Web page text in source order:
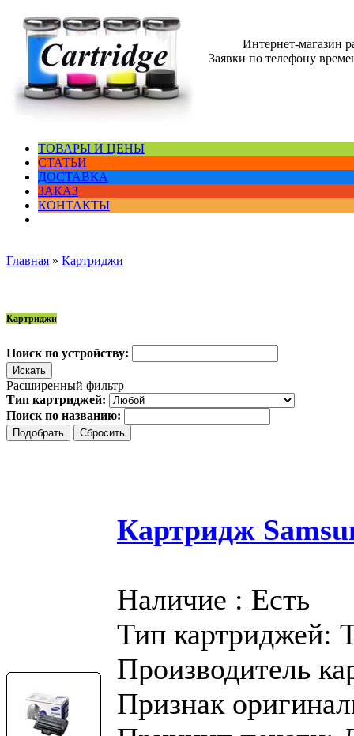
Интернет-магазин
Заявки по телефону
ТОВАРЫ И ЦЕНЫ
СТАТЬИ
ДОСТАВКА
ЗАКАЗ
КОНТАКТЫ
Главная » Картриджи
Картриджи
Поиск по устройству:
Расширенный фильтр
Тип картриджей:
Поиск по названию:
Картридж
Наличие : Есть
Тип картриджей:
Производитель
Признак